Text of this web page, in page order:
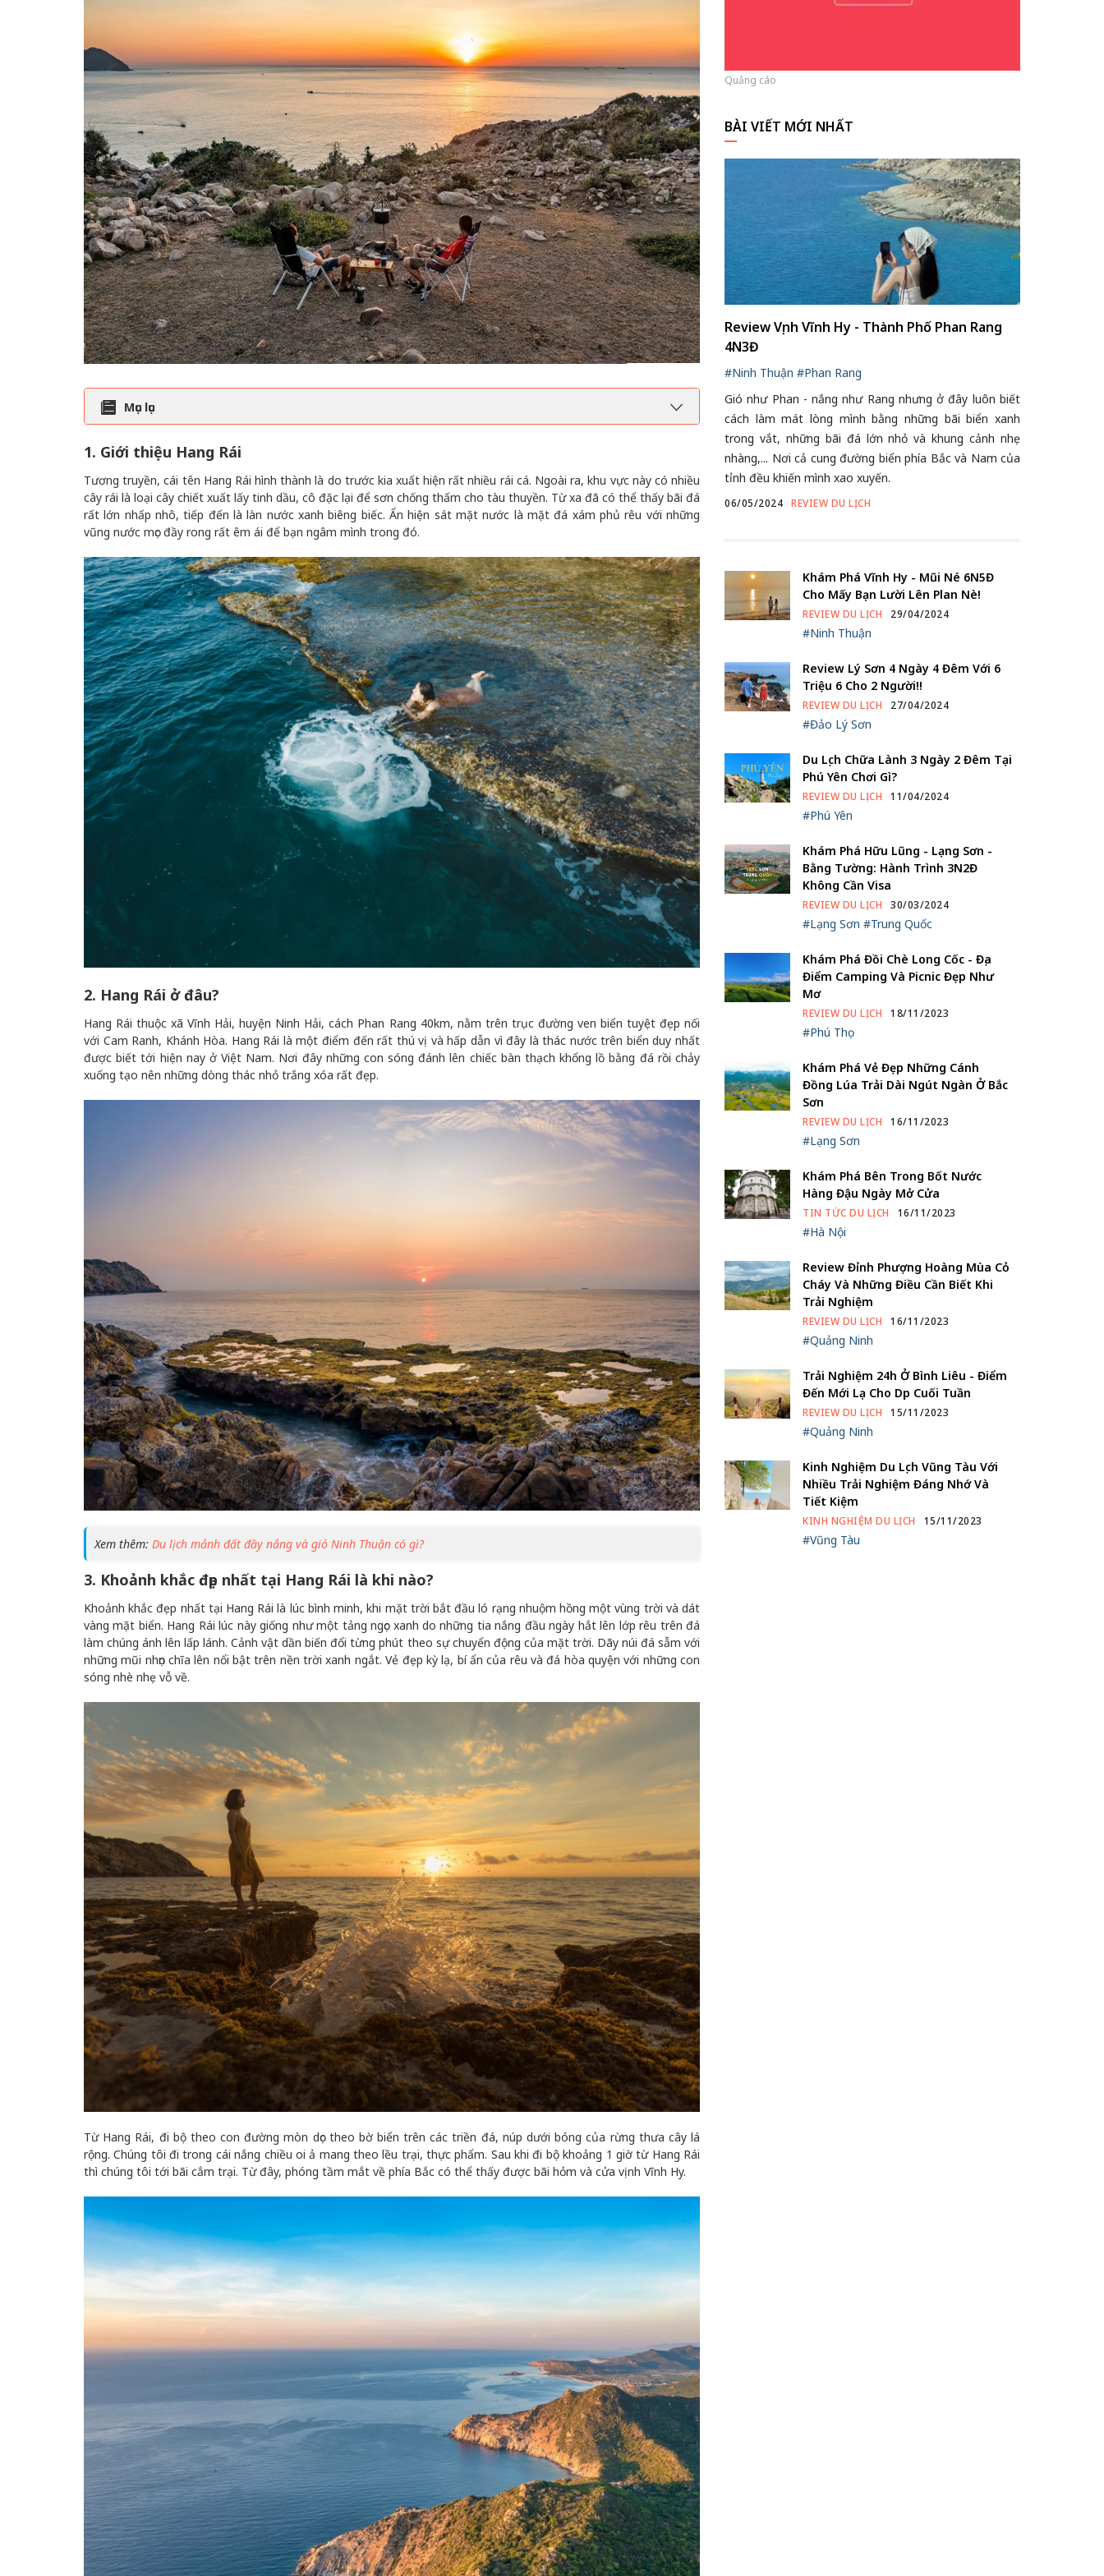
Mục lục
1. Giới thiệu Hang Rái
Tương truyền, cái tên Hang Rái hình thành là do trước kia xuất hiện rất nhiều rái cá. Ngoài ra, khu vực này có nhiều
cây rái là loại cây chiết xuất lấy tinh dầu, cô đặc lại để sơn chống thấm cho tàu thuyền. Từ xa đã có thể thấy bãi đá
rất lớn nhấp nhô, tiếp đến là làn nước xanh biêng biếc. Ẩn hiện sát mặt nước là mặt đá xám phủ rêu với những
vũng nước mọc đầy rong rất êm ái để bạn ngâm mình trong đó.
2. Hang Rái ở đâu?
Hang Rái thuộc xã Vĩnh Hải, huyện Ninh Hải, cách Phan Rang 40km, nằm trên trục đường ven biển tuyệt đẹp nối
với Cam Ranh, Khánh Hòa. Hang Rái là một điểm đến rất thú vị và hấp dẫn vì đây là thác nước trên biển duy nhất
được biết tới hiện nay ở Việt Nam. Nơi đây những con sóng đánh lên chiếc bàn thạch khổng lồ bằng đá rồi chảy
xuống tạo nên những dòng thác nhỏ trắng xóa rất đẹp.
Xem thêm: Du lịch mảnh đất đầy nắng và gió Ninh Thuận có gì?
3. Khoảnh khắc đẹp nhất tại Hang Rái là khi nào?
Khoảnh khắc đẹp nhất tại Hang Rái là lúc bình minh, khi mặt trời bắt đầu ló rạng nhuộm hồng một vùng trời và dát
vàng mặt biển. Hang Rái lúc này giống như một tảng ngọc xanh do những tia nắng đầu ngày hắt lên lớp rêu trên đá
làm chúng ánh lên lấp lánh. Cảnh vật dần biến đổi từng phút theo sự chuyển động của mặt trời. Dãy núi đá sẫm với
những mũi nhọn chĩa lên nổi bật trên nền trời xanh ngắt. Vẻ đẹp kỳ lạ, bí ẩn của rêu và đá hòa quyện với những con
sóng nhè nhẹ vỗ về.
Từ Hang Rái, đi bộ theo con đường mòn dọc theo bờ biển trên các triền đá, núp dưới bóng của rừng thưa cây lá
rộng. Chúng tôi đi trong cái nắng chiều oi ả mang theo lều trại, thực phẩm. Sau khi đi bộ khoảng 1 giờ từ Hang Rái
thì chúng tôi tới bãi cắm trại. Từ đây, phóng tầm mắt về phía Bắc có thể thấy được bãi hỏm và cửa vịnh Vĩnh Hy.
Quảng cáo
BÀI VIẾT MỚI NHẤT
Review Vịnh Vĩnh Hy - Thành Phố Phan Rang
4N3Đ
#Ninh Thuận #Phan Rang
Gió như Phan - nắng như Rang nhưng ở đây luôn biết
cách làm mát lòng mình bằng những bãi biển xanh
trong vắt, những bãi đá lớn nhỏ và khung cảnh nhẹ
nhàng,... Nơi cả cung đường biển phía Bắc và Nam của
tỉnh đều khiến mình xao xuyến.
06/05/2024 REVIEW DU LỊCH
Khám Phá Vĩnh Hy - Mũi Né 6N5Đ
Cho Mấy Bạn Lười Lên Plan Nè!
REVIEW DU LỊCH 29/04/2024
#Ninh Thuận
Review Lý Sơn 4 Ngày 4 Đêm Với 6
Triệu 6 Cho 2 Người!!
REVIEW DU LỊCH 27/04/2024
#Đảo Lý Sơn
Du Lịch Chữa Lành 3 Ngày 2 Đêm Tại
Phú Yên Chơi Gì?
REVIEW DU LỊCH 11/04/2024
#Phú Yên
Khám Phá Hữu Lũng - Lạng Sơn -
Bằng Tường: Hành Trình 3N2Đ
Không Cần Visa
REVIEW DU LỊCH 30/03/2024
#Lạng Sơn #Trung Quốc
Khám Phá Đồi Chè Long Cốc - Địa
Điểm Camping Và Picnic Đẹp Như
Mơ
REVIEW DU LỊCH 18/11/2023
#Phú Thọ
Khám Phá Vẻ Đẹp Những Cánh
Đồng Lúa Trải Dài Ngút Ngàn Ở Bắc
Sơn
REVIEW DU LỊCH 16/11/2023
#Lạng Sơn
Khám Phá Bên Trong Bốt Nước
Hàng Đậu Ngày Mở Cửa
TIN TỨC DU LỊCH 16/11/2023
#Hà Nội
Review Đỉnh Phượng Hoàng Mùa Cỏ
Cháy Và Những Điều Cần Biết Khi
Trải Nghiệm
REVIEW DU LỊCH 16/11/2023
#Quảng Ninh
Trải Nghiệm 24h Ở Bình Liêu - Điểm
Đến Mới Lạ Cho Dịp Cuối Tuần
REVIEW DU LỊCH 15/11/2023
#Quảng Ninh
Kinh Nghiệm Du Lịch Vũng Tàu Với
Nhiều Trải Nghiệm Đáng Nhớ Và
Tiết Kiệm
KINH NGHIỆM DU LỊCH 15/11/2023
#Vũng Tàu